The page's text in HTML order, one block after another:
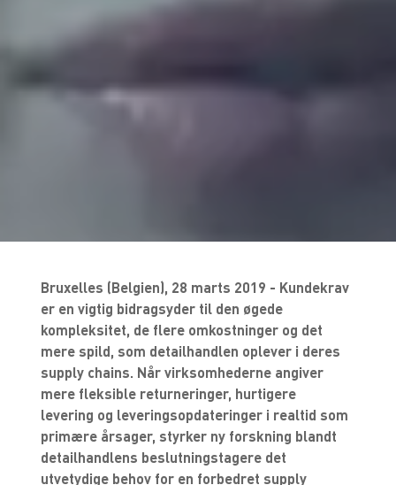
Bruxelles (Belgien), 28 marts 2019 - Kundekrav
er en vigtig bidragsyder til den øgede
kompleksitet, de flere omkostninger og det
mere spild, som detailhandlen oplever i deres
supply chains. Når virksomhederne angiver
mere fleksible returneringer, hurtigere
levering og leveringsopdateringer i realtid som
primære årsager, styrker ny forskning blandt
detailhandlens beslutningstagere det
utvetydige behov for en forbedret supply